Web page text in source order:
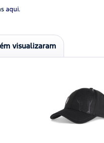
aqui.
visualizaram